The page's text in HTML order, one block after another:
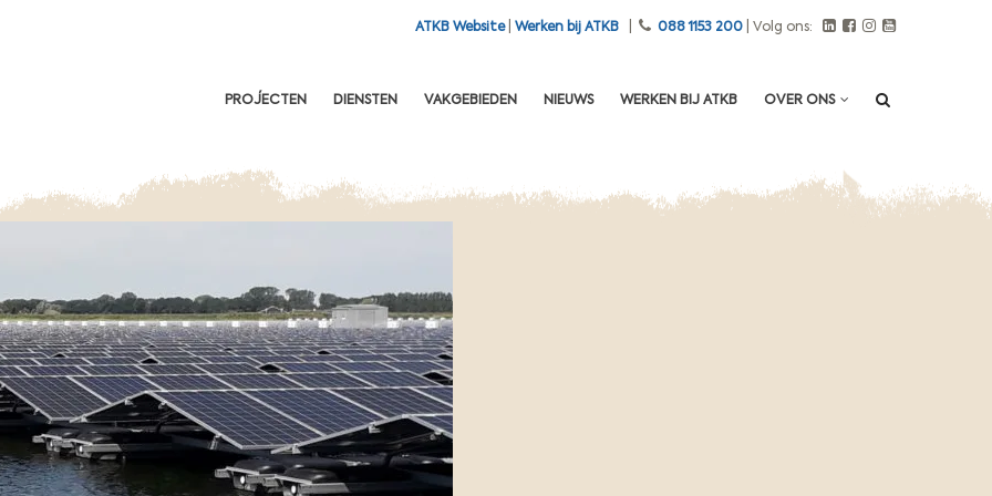
ATKB Website| Werken bij ATKB 088 1153 200 | Volg ons:
PROJECTEN DIENSTEN VAKGEBIEDEN NIEUWS WERKEN BIJ ATKB OVER ONS